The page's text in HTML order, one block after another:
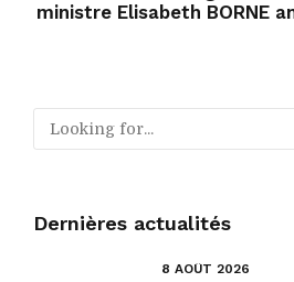
ministre Elisabeth BORNE
Dernières actualités
8 AOÛT 2026